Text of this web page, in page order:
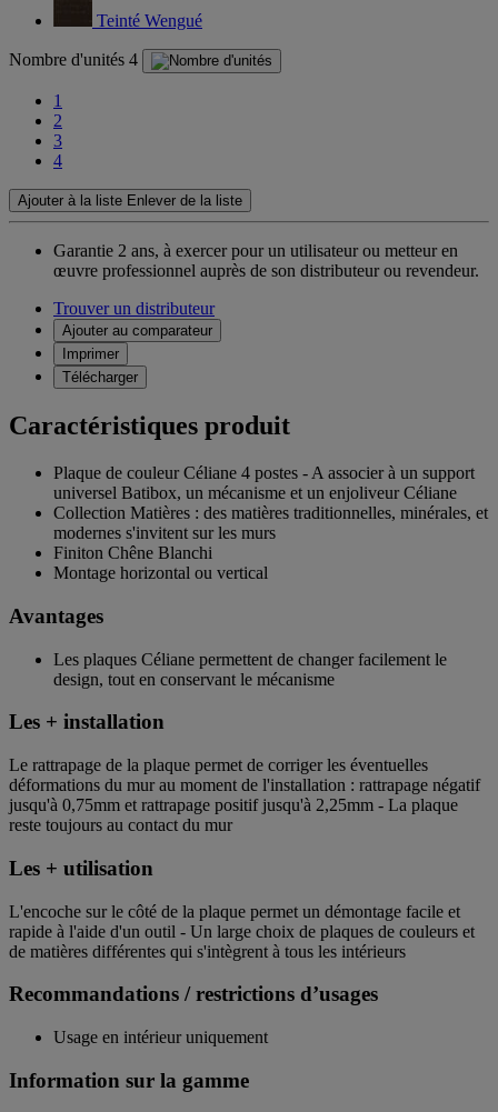
Teinté Wengué
Nombre d'unités 4
1
2
3
4
Ajouter à la liste Enlever de la liste
Garantie 2 ans, à exercer pour un utilisateur ou metteur en
œuvre professionnel auprès de son distributeur ou revendeur.
Trouver un distributeur
Ajouter au comparateur
Imprimer
Télécharger
Caractéristiques produit
Plaque de couleur Céliane 4 postes - A associer à un support
universel Batibox, un mécanisme et un enjoliveur Céliane
Collection Matières : des matières traditionnelles, minérales, et
modernes s'invitent sur les murs
Finiton Chêne Blanchi
Montage horizontal ou vertical
Avantages
Les plaques Céliane permettent de changer facilement le
design, tout en conservant le mécanisme
Les + installation
Le rattrapage de la plaque permet de corriger les éventuelles
déformations du mur au moment de l'installation : rattrapage négatif
jusqu'à 0,75mm et rattrapage positif jusqu'à 2,25mm - La plaque
reste toujours au contact du mur
Les + utilisation
L'encoche sur le côté de la plaque permet un démontage facile et
rapide à l'aide d'un outil - Un large choix de plaques de couleurs et
de matières différentes qui s'intègrent à tous les intérieurs
Recommandations / restrictions d’usages
Usage en intérieur uniquement
Information sur la gamme